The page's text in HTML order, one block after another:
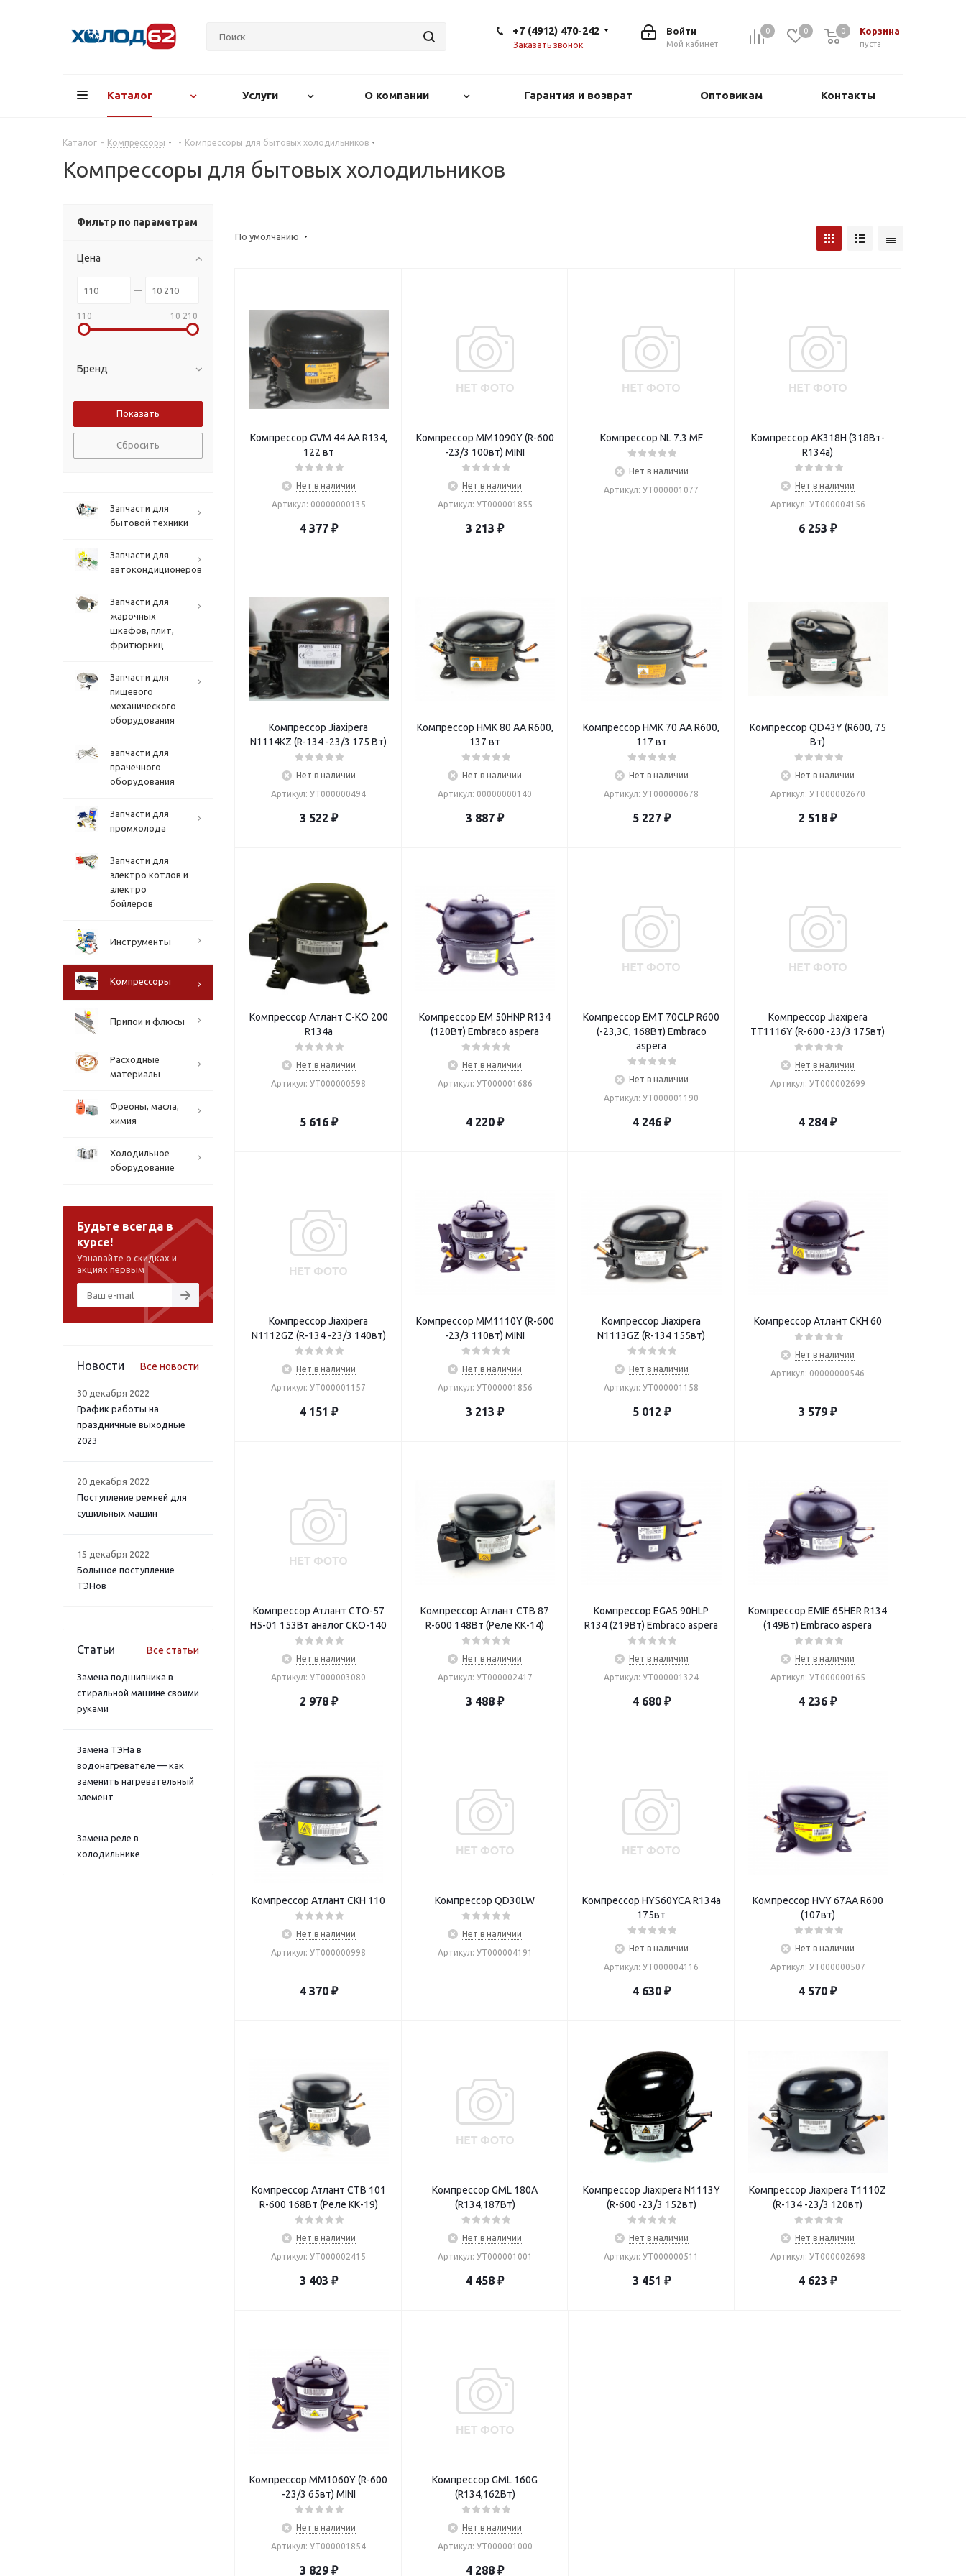
0 0 Корзина
0
пуста
0
Войти
Мой кабинет
+7 (4912) 470-242
Заказать звонок
Каталог Услуги О компании Гарантия и возврат Оптовикам Контакты
Каталог - Компрессоры - Компрессоры для бытовых холодильников
Компрессоры для бытовых холодильников
По умолчанию
Компрессор GVM 44 AA R134,
122 вт
Нет в наличии
Артикул: 00000000135
4 377₽
Компрессор ММ1090Y (R-600
-23/3 100вт) MINI
Нет в наличии
Артикул: УТ000001855
3 213 ₽
Компрессор NL 7.3 MF
Нет в наличии
Артикул: УТ000001077
Компрессор AK318H (318Вт-
R134a)
Нет в наличии
Артикул: УТ000004156
6 253 ₽
Компрессор Jiaxipera
N1114KZ (R-134 -23/3 175 Вт)
Нет в наличии
Артикул: УТ000000494
3 522 ₽
Компрессор HMK 80 AA R600,
137 вт
Нет в наличии
Артикул: 00000000140
3 887 ₽
Компрессор HMK 70 AA R600,
117 вт
Нет в наличии
Артикул: УТ000000678
5 227₽
Компрессор QD43Y (R600, 75
Вт)
Нет в наличии
Артикул: УТ000002670
2 518 ₽
Компрессор Атлант С-КО 200
R134a
Нет в наличии
Артикул: УТ000000598
5 616₽
Компрессор EM 50HNP R134
(120Вт) Embraco aspera
Нет в наличии
Артикул: УТ000001686
4 220 ₽
Компрессор EMT 70CLP R600
(-23,3С, 168Вт) Embraco
aspera
Нет в наличии
Артикул: УТ000001190
4 246₽
Компрессор Jiaxipera
TT1116Y (R-600 -23/3 175вт)
Нет в наличии
Артикул: УТ000002699
4 284 ₽
Компрессор Jiaxipera
N1112GZ (R-134 -23/3 140вт)
Нет в наличии
Артикул: УТ000001157
4 151 ₽
Компрессор ММ1110Y (R-600
-23/3 110вт) MINI
Нет в наличии
Артикул: УТ000001856
3 213 ₽
Компрессор Jiaxipera
N1113GZ (R-134 155вт)
Нет в наличии
Артикул: УТ000001158
5 012 ₽
Компрессор Атлант СКН 60
Нет в наличии
Артикул: 00000000546
3 579 ₽
Компрессор Атлант СТО-57
Н5-01 153Вт аналог СКО-140
Нет в наличии
Артикул: УТ000003080
2 978₽
Компрессор Атлант СТВ 87
R-600 148Вт (Реле КК-14)
Нет в наличии
Артикул: УТ000002417
3 488 ₽
Компрессор EGAS 90HLP
R134 (219Вт) Embraco aspera
Нет в наличии
Артикул: УТ000001324
4 680₽
Компрессор EMIE 65HER R134
(149Вт) Embraco aspera
Нет в наличии
Артикул: УТ000000165
4 236 ₽
Компрессор Атлант СКН 110
Нет в наличии
Артикул: УТ000000998
4 370₽
Компрессор QD30LW
Нет в наличии
Артикул: УТ000004191
Компрессор HYS60YCA R134a
175вт
Нет в наличии
Артикул: УТ000004116
4 630₽
Компрессор НVY 67AA R600
(107вт)
Нет в наличии
Артикул: УТ000000507
4 570 ₽
Компрессор Атлант СТВ 101
R-600 168Вт (Реле КК-19)
Нет в наличии
Артикул: УТ000002415
3 403 ₽
Компрессор GML 180А
(R134,187Вт)
Нет в наличии
Артикул: УТ000001001
4 458 ₽
Компрессор Jiaxipera N1113Y
(R-600 -23/3 152вт)
Нет в наличии
Артикул: УТ000000511
3 451 ₽
Компрессор Jiaxipera T1110Z
(R-134 -23/3 120вт)
Нет в наличии
Артикул: УТ000002698
4 623 ₽
Компрессор ММ1060Y (R-600
-23/3 65вт) MINI
Нет в наличии
Артикул: УТ000001854
3 829₽
Компрессор GML 160G
(R134,162Вт)
Нет в наличии
Артикул: УТ000001000
4 288 ₽
Фильтр по параметрам
Цена
110 10 210
Бренд
Сбросить
Запчасти для
бытовой техники
Запчасти для
автокондиционеров
Запчасти для
жарочных
шкафов, плит,
фритюрниц
Запчасти для
пищевого
механического
оборудования
запчасти для
прачечного
оборудования
Запчасти для
промхолода
Запчасти для
электро котлов и
электро
бойлеров
Инструменты
Компрессоры
Припои и флюсы
Расходные
материалы
Фреоны, масла,
химия
Холодильное
оборудование
Будьте всегда в
курсе!
Узнавайте о скидках и
акциях первым
Новости Все новости
30 декабря 2022
График работы на
праздничные выходные
2023
20 декабря 2022
Поступление ремней для
сушильных машин
15 декабря 2022
Большое поступление
ТЭНов
Статьи Все статьи
Замена подшипника в
стиральной машине своими
руками
Замена ТЭНа в
водонагревателе — как
заменить нагревательный
элемент
Замена реле в
холодильнике